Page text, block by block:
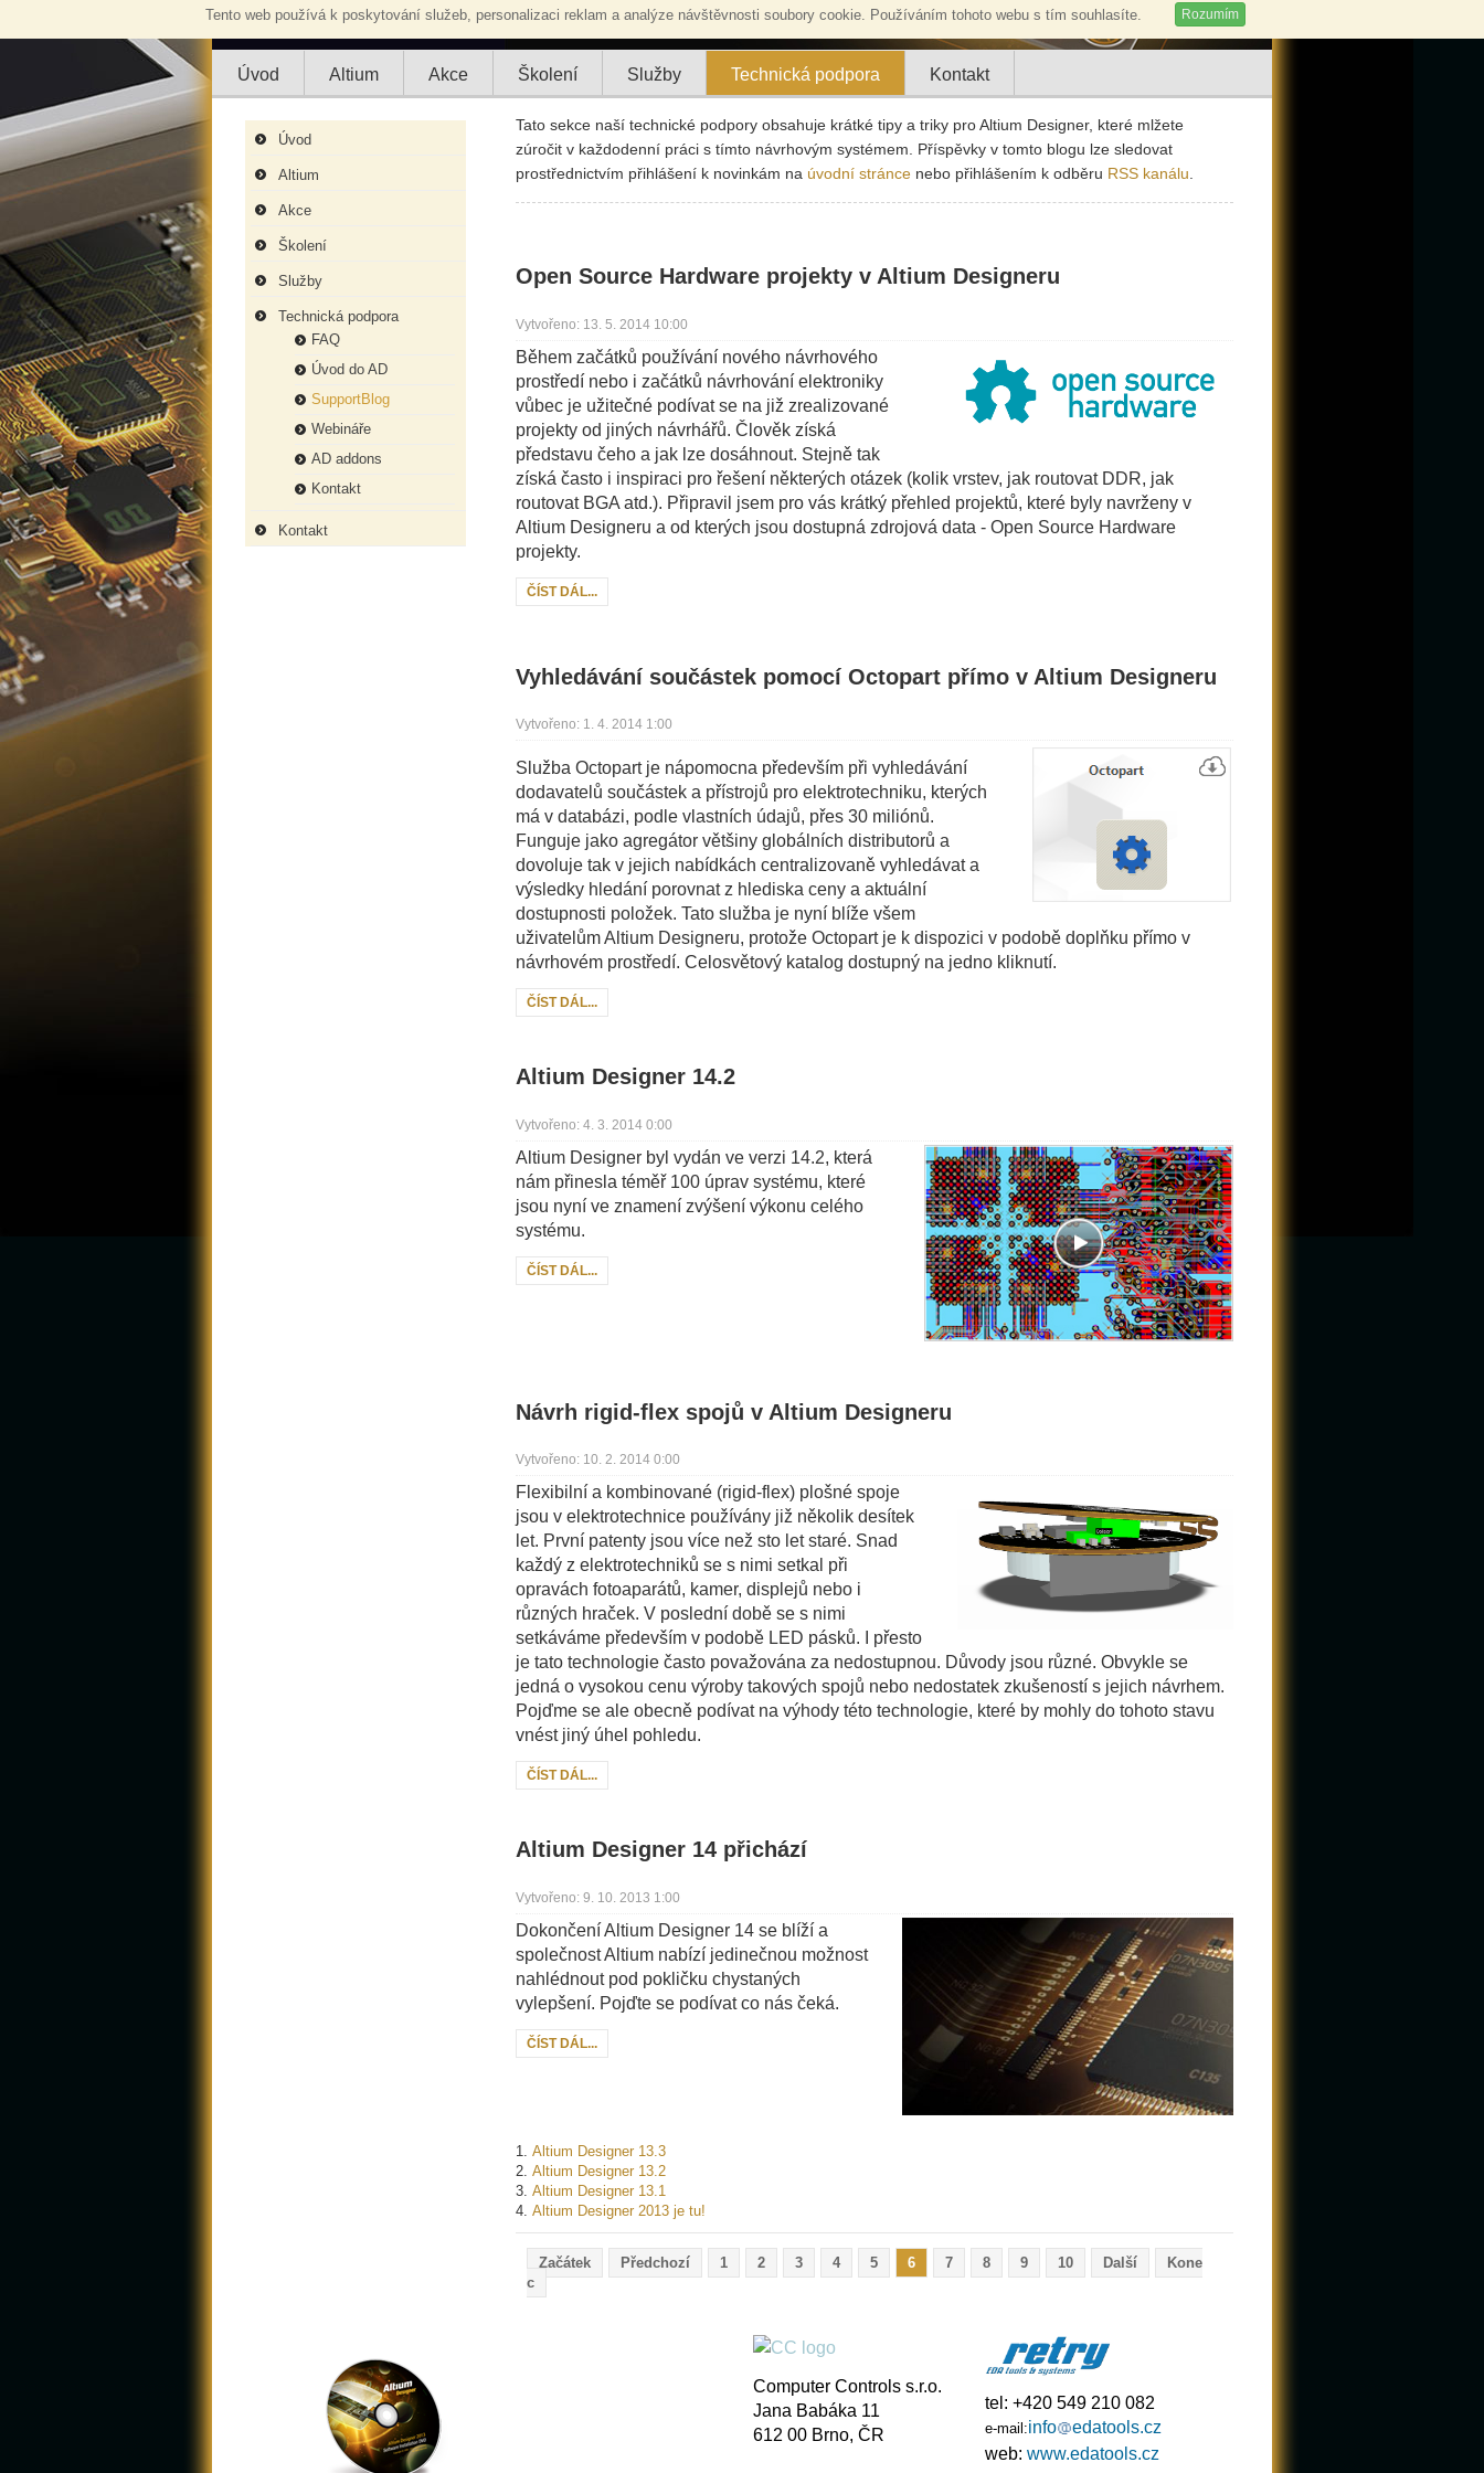
Tento web používá k poskytování služeb, personalizaci reklam a analýze návštěvnosti soubory cookie. Používáním tohoto webu s tím souhlasíte. Rozumím
Úvod Altium Akce Školení Služby Technická podpora Kontakt
Úvod
Altium
Akce
Školení
Služby
Technická podpora
FAQ
Úvod do AD
SupportBlog
Webináře
AD addons
Kontakt
Kontakt
Tato sekce naší technické podpory obsahuje krátké tipy a triky pro Altium Designer, které mlžete
zúročit v každodenní práci s tímto návrhovým systémem. Příspěvky v tomto blogu lze sledovat
prostřednictvím přihlášení k novinkám na úvodní stránce nebo přihlášením k odběru RSS kanálu.
Open Source Hardware projekty v Altium Designeru
Vytvořeno: 13. 5. 2014 10:00
Během začátků používání nového návrhového
prostředí nebo i začátků návrhování elektroniky
vůbec je užitečné podívat se na již zrealizované
projekty od jiných návrhářů. Člověk získá
představu čeho a jak lze dosáhnout. Stejně tak
získá často i inspiraci pro řešení některých otázek (kolik vrstev, jak routovat DDR, jak
routovat BGA atd.). Připravil jsem pro vás krátký přehled projektů, které byly navrženy v
Altium Designeru a od kterých jsou dostupná zdrojová data - Open Source Hardware
projekty.
ČÍST DÁL...
Vyhledávání součástek pomocí Octopart přímo v Altium Designeru
Vytvořeno: 1. 4. 2014 1:00
Služba Octopart je nápomocna především při vyhledávání
dodavatelů součástek a přístrojů pro elektrotechniku, kterých
má v databázi, podle vlastních údajů, přes 30 miliónů.
Funguje jako agregátor většiny globálních distributorů a
dovoluje tak v jejich nabídkách centralizovaně vyhledávat a
výsledky hledání porovnat z hlediska ceny a aktuální
dostupnosti položek. Tato služba je nyní blíže všem
uživatelům Altium Designeru, protože Octopart je k dispozici v podobě doplňku přímo v
návrhovém prostředí. Celosvětový katalog dostupný na jedno kliknutí.
ČÍST DÁL...
Altium Designer 14.2
Vytvořeno: 4. 3. 2014 0:00
Altium Designer byl vydán ve verzi 14.2, která
nám přinesla téměř 100 úprav systému, které
jsou nyní ve znamení zvýšení výkonu celého
systému.
ČÍST DÁL...
Návrh rigid-flex spojů v Altium Designeru
Vytvořeno: 10. 2. 2014 0:00
Flexibilní a kombinované (rigid-flex) plošné spoje
jsou v elektrotechnice používány již několik desítek
let. První patenty jsou více než sto let staré. Snad
každý z elektrotechniků se s nimi setkal při
opravách fotoaparátů, kamer, displejů nebo i
různých hraček. V poslední době se s nimi
setkáváme především v podobě LED pásků. I přesto
je tato technologie často považována za nedostupnou. Důvody jsou různé. Obvykle se
jedná o vysokou cenu výroby takových spojů nebo nedostatek zkušeností s jejich návrhem.
Pojďme se ale obecně podívat na výhody této technologie, které by mohly do tohoto stavu
vnést jiný úhel pohledu.
ČÍST DÁL...
Altium Designer 14 přichází
Vytvořeno: 9. 10. 2013 1:00
Dokončení Altium Designer 14 se blíží a
společnost Altium nabízí jedinečnou možnost
nahlédnout pod pokličku chystaných
vylepšení. Pojďte se podívat co nás čeká.
ČÍST DÁL...
Altium Designer 13.3
Altium Designer 13.2
Altium Designer 13.1
Altium Designer 2013 je tu!
Začátek Předchozí 1 2 3 4 5 6 7 8 9 10 Další
Kone
c
Computer Controls s.r.o.
Jana Babáka 11
612 00 Brno, ČR
tel: +420 549 210 082
e-mail:info
edatools.cz
web: www.edatools.cz